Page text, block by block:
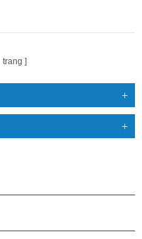
trang